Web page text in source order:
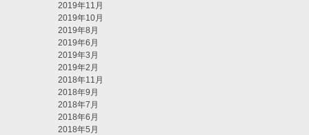
2019年11月
2019年10月
2019年8月
2019年6月
2019年3月
2019年2月
2018年11月
2018年9月
2018年7月
2018年6月
2018年5月